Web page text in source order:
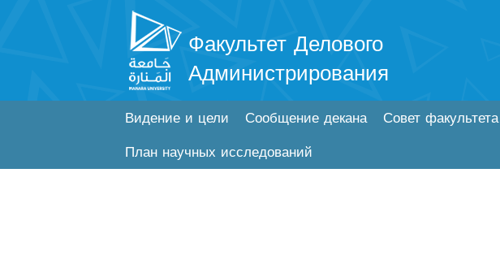
Факультет Делового
Администрирования
Видение и цели Сообщение декана Совет факультета
План научных исследований